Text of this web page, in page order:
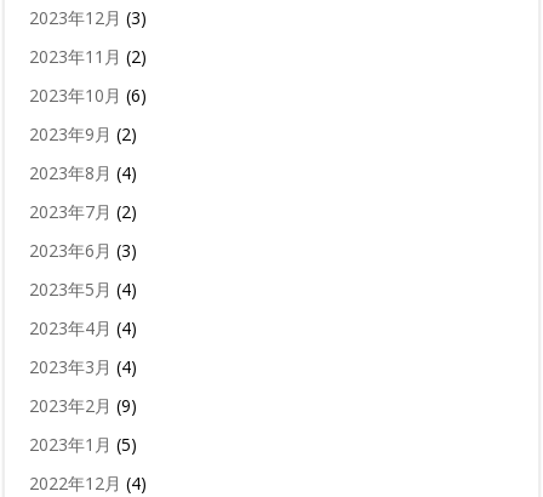
2023年12月 (3)
2023年11月 (2)
2023年10月 (6)
2023年9月 (2)
2023年8月 (4)
2023年7月 (2)
2023年6月 (3)
2023年5月 (4)
2023年4月 (4)
2023年3月 (4)
2023年2月 (9)
2023年1月 (5)
2022年12月 (4)